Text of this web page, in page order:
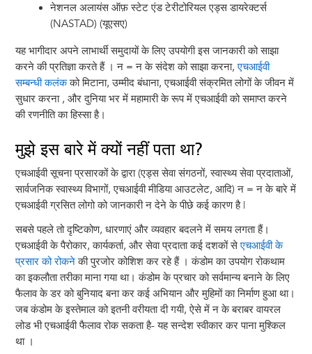
नेशनल अलायंस ऑफ़ स्टेट एंड टेरीटोरियल एड्स डायरेक्टर्स
(NASTAD) (यूएसए)
यह भागीदार अपने लाभार्थी समुदायों के लिए उपयोगी इस जानकारी को साझा
करने की प्रतिज्ञा करते हैं । न = न के संदेश को साझा करना,एचआईवी
सम्बन्धी कलंकको मिटाना, उम्मीद बंधाना, एचआईवी संक्रमित लोगों के जीवन में
सुधार करना , और दुनिया भर में महामारी के रूप में एचआईवी को समाप्त करने
की रणनीति का हिस्सा है।
मुझे इस बारे में क्यों नहीं पता था?
एचआईवी सूचना प्रसारकों के द्वारा (एड्स सेवा संगठनों, स्वास्थ्य सेवा प्रदाताओं,
सार्वजनिक स्वास्थ्य विभागों, एचआईवी मीडिया आउटलेट, आदि) न = न के बारे में
एचआईवी ग्रसित लोगो को जानकारी न देने के पीछे कई कारण है |
सबसे पहले तो दृष्टिकोण, धारणाएं और व्यवहार बदलने में समय लगता हैं।
एचआईवी के पैरोकार, कार्यकर्ता, और सेवा प्रदाता कई दशकों सेएचआईवी के
प्रसार को रोकनेकी पुरजोर कोशिश कर रहे हैं । कंडोम का उपयोग रोकथाम
का इकलौता तरीका माना गया था। कंडोम के प्रचार को सर्वमान्य बनाने के लिए
फैलाव के डर को बुनियाद बना कर कई अभियान और मुहिमों का निर्माण हुआ था।
जब कंडोम के इस्तेमाल को इतनी वरीयता दी गयी, ऐसे में न के बराबर वायरल
लोड भी एचआईवी फैलाव रोक सकता है- यह सन्देश स्वीकार कर पाना मुश्किल
था ।